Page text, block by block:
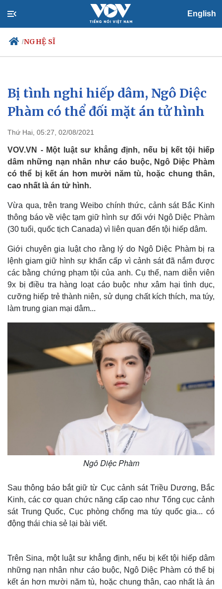
English
/NGHỆ SĨ
Chính trị
Đảng
Tổ chức nhân sự
Nhận diện sự thật
Xã hội
Tin 24h
Dự báo thời tiết
Việc làm
Biển đảo
Bị tình nghi hiếp dâm, Ngô Diệc
Phàm có thể đối mặt án tử hình
Thứ Hai, 05:27, 02/08/2021
VOV.VN - Một luật sư khẳng định, nếu bị kết tội hiếp
dâm những nạn nhân như cáo buộc, Ngô Diệc Phàm
có thể bị kết án hơn mười năm tù, hoặc chung thân,
cao nhất là án tử hình.
Vừa qua, trên trang Weibo chính thức, cảnh sát Bắc Kinh
thông báo về việc tạm giữ hình sự đối với Ngô Diệc Phàm
(30 tuổi, quốc tịch Canada) vì liên quan đến tội hiếp dâm.
Giới chuyên gia luật cho rằng lý do Ngô Diệc Phàm bị ra
lệnh giam giữ hình sự khẩn cấp vì cảnh sát đã nắm được
các bằng chứng phạm tội của anh. Cụ thể, nam diễn viên
9x bị điều tra hàng loạt cáo buộc như xâm hại tình dục,
cưỡng hiếp trẻ thành niên, sử dụng chất kích thích, ma túy,
làm trung gian mại dâm...
Ngô Diệc Phàm
Sau thông báo bắt giữ từ Cục cảnh sát Triều Dương, Bắc
Kinh, các cơ quan chức năng cấp cao như Tổng cục cảnh
sát Trung Quốc, Cục phòng chống ma túy quốc gia... có
động thái chia sẻ lại bài viết.
Trên Sina, một luật sư khẳng định, nếu bị kết tội hiếp dâm
những nạn nhân như cáo buộc, Ngô Diệc Phàm có thể bị
kết án hơn mười năm tù, hoặc chung thân, cao nhất là án